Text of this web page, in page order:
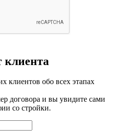
клиента
обо всех этапах
договора и вы увидите сами
со стройки.